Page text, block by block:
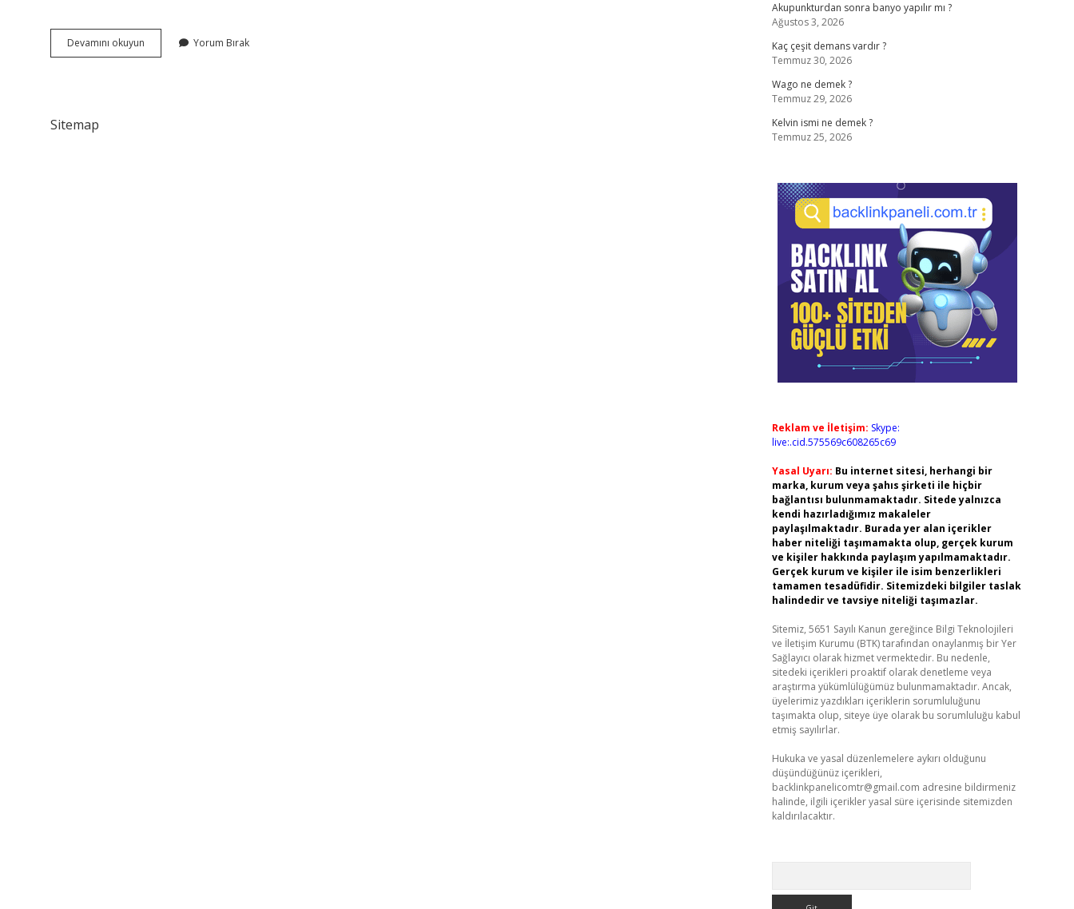
Devamını okuyun
Için
Yorum Bırak
Sitemap
Akupunkturdan sonra banyo yapılır mı ?
Ağustos 3, 2026
Kaç çeşit demans vardır ?
Temmuz 30, 2026
Wago ne demek ?
Temmuz 29, 2026
Kelvin ismi ne demek ?
Temmuz 25, 2026
Reklam ve İletişim: Skype:
live:.cid.575569c608265c69
Yasal Uyarı: Bu internet sitesi, herhangi bir
marka, kurum veya şahıs şirketi ile hiçbir
bağlantısı bulunmamaktadır. Sitede yalnızca
kendi hazırladığımız makaleler
paylaşılmaktadır. Burada yer alan içerikler
haber niteliği taşımamakta olup, gerçek kurum
ve kişiler hakkında paylaşım yapılmamaktadır.
Gerçek kurum ve kişiler ile isim benzerlikleri
tamamen tesadüfidir. Sitemizdeki bilgiler taslak
halindedir ve tavsiye niteliği taşımazlar.
Sitemiz, 5651 Sayılı Kanun gereğince Bilgi Teknolojileri
ve İletişim Kurumu (BTK) tarafından onaylanmış bir Yer
Sağlayıcı olarak hizmet vermektedir. Bu nedenle,
sitedeki içerikleri proaktif olarak denetleme veya
araştırma yükümlülüğümüz bulunmamaktadır. Ancak,
üyelerimiz yazdıkları içeriklerin sorumluluğunu
taşımakta olup, siteye üye olarak bu sorumluluğu kabul
etmiş sayılırlar.
Hukuka ve yasal düzenlemelere aykırı olduğunu
düşündüğünüz içerikleri,
backlinkpanelicomtr@gmail.com adresine bildirmeniz
halinde, ilgili içerikler yasal süre içerisinde sitemizden
kaldırılacaktır.